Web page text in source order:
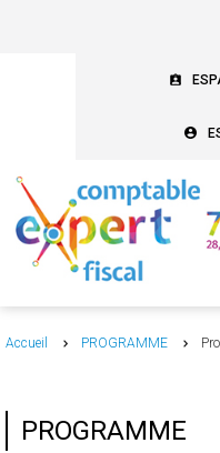
Accueil PROGRAMME
PROGRAMME